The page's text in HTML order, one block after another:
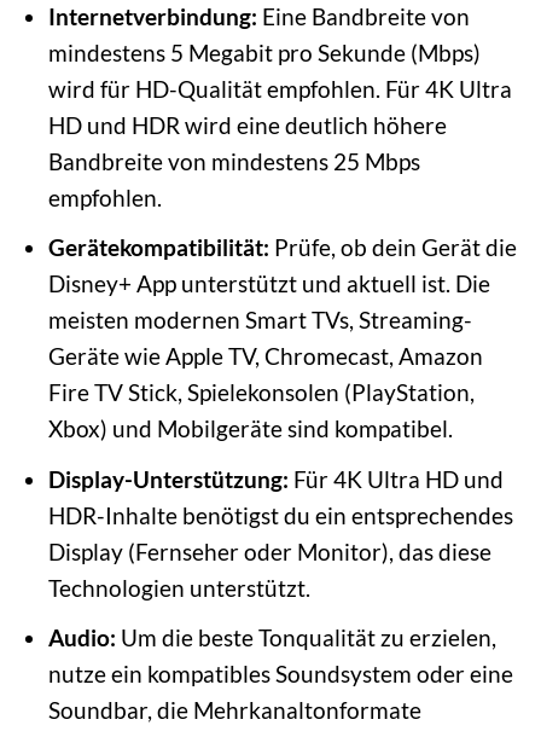
Internetverbindung: Eine Bandbreite von
mindestens 5 Megabit pro Sekunde (Mbps)
wird für HD-Qualität empfohlen. Für 4K Ultra
HD und HDR wird eine deutlich höhere
Bandbreite von mindestens 25 Mbps
empfohlen.
Gerätekompatibilität: Prüfe, ob dein Gerät die
Disney+ App unterstützt und aktuell ist. Die
meisten modernen Smart TVs, Streaming-
Geräte wie Apple TV, Chromecast, Amazon
Fire TV Stick, Spielekonsolen (PlayStation,
Xbox) und Mobilgeräte sind kompatibel.
Display-Unterstützung: Für 4K Ultra HD und
HDR-Inhalte benötigst du ein entsprechendes
Display (Fernseher oder Monitor), das diese
Technologien unterstützt.
Audio: Um die beste Tonqualität zu erzielen,
nutze ein kompatibles Soundsystem oder eine
Soundbar, die Mehrkanaltonformate